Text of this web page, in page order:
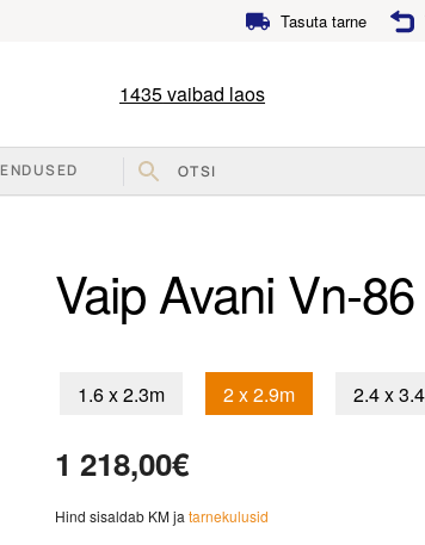
Tasuta tarne
1435vaibad laos
Vaip Avani Vn-
1.6 x 2.3m 2 x 2.9m 2.4 x
1 218,00€
Hind sisaldab KM jatarnekulusid